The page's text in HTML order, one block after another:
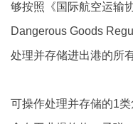
够按照《国际航空运输
Dangerous Goods
处理并存储进出港的所
可操作处理并存储的1